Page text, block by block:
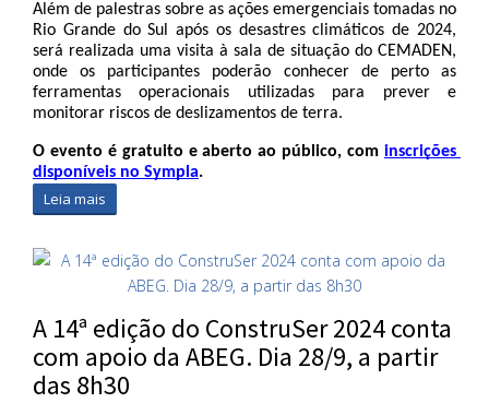
Além de palestras sobre as ações emergenciais tomadas no
Rio Grande do Sul após os desastres climáticos de 2024,
será realizada uma visita à sala de situação do CEMADEN,
onde os participantes poderão conhecer de perto as
ferramentas operacionais utilizadas para prever e
monitorar riscos de deslizamentos de terra.
O evento é gratuito e aberto ao público, com inscrições
disponíveis no Sympla.
Leia mais
A 14ª edição do ConstruSer 2024 conta
com apoio da ABEG. Dia 28/9, a partir
das 8h30